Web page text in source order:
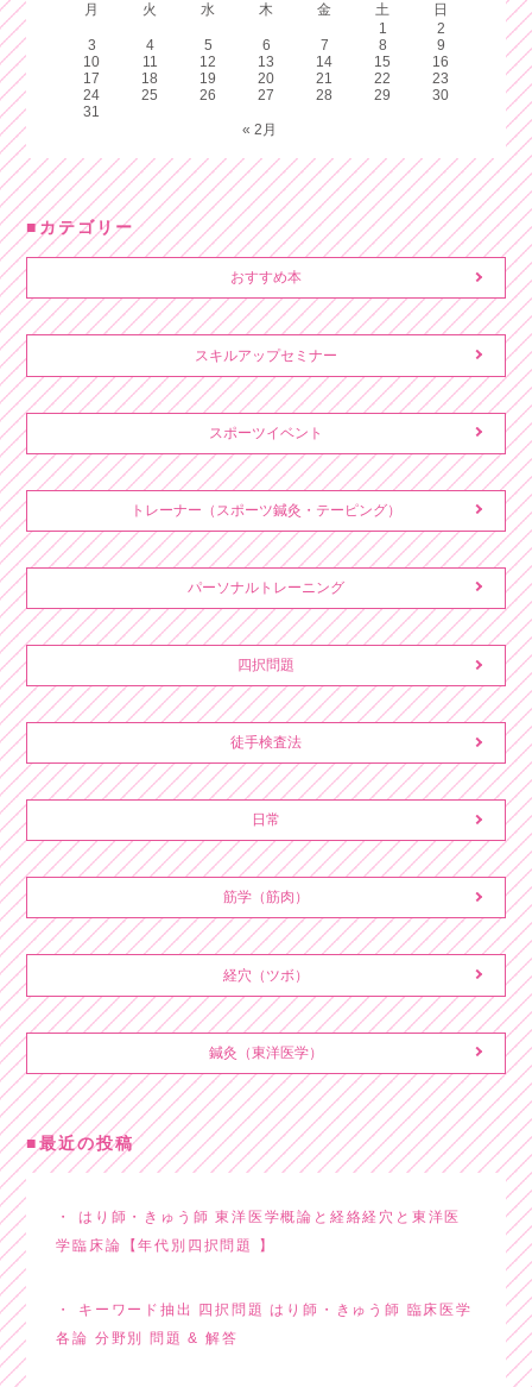
月
火 水 木 金 土
日
1
2
3
4 5 6 7 8
9
10
11 12 13 14 15
16
17
18 19 20 21 22
23
24
25 26 27 28 29
30
31
« 2月
カテゴリー
おすすめ本
スキルアップセミナー
スポーツイベント
トレーナー（スポーツ鍼灸・テーピング）
パーソナルトレーニング
四択問題
徒手検査法
日常
筋学（筋肉）
経穴（ツボ）
鍼灸（東洋医学）
最近の投稿
はり師・きゅう師 東洋医学概論と経絡経穴と東洋医
学臨床論【年代別四択問題 】
キーワード抽出 四択問題 はり師・きゅう師 臨床医学
各論 分野別 問題 & 解答